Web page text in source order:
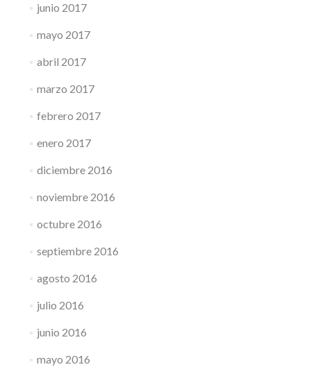
junio 2017
mayo 2017
abril 2017
marzo 2017
febrero 2017
enero 2017
diciembre 2016
noviembre 2016
octubre 2016
septiembre 2016
agosto 2016
julio 2016
junio 2016
mayo 2016